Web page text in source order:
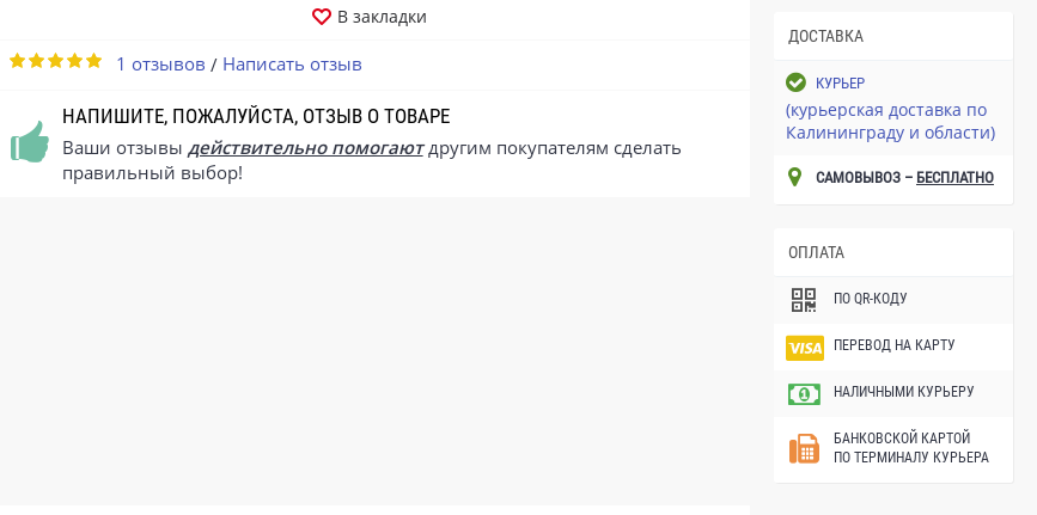
ДОСТАВКА
КУРЬЕР
(курьерская доставка по
Калининграду и области)
САМОВЫВОЗ – БЕСПЛАТНО
ОПЛАТА
ПО QR-КОДУ
ПЕРЕВОД НА КАРТУ
НАЛИЧНЫМИ КУРЬЕРУ
БАНКОВСКОЙ КАРТОЙ
ПО ТЕРМИНАЛУ КУРЬЕРА
В закладки
1 отзывов / Написать отзыв
НАПИШИТЕ, ПОЖАЛУЙСТА, ОТЗЫВ О ТОВАРЕ
Ваши отзывы действительно помогаютдругим покупателям сделать
правильный выбор!